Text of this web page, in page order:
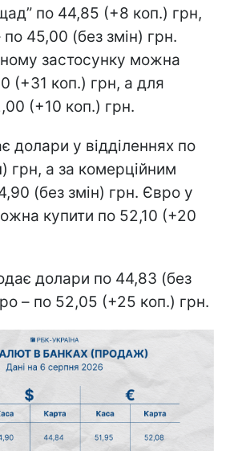
по 44,85 (+8 коп.) грн,
по 45,00 (без змін) грн.
застосунку можна
(+31 коп.) грн, а для
(+10 коп.) грн.
долари у відділеннях по
грн, а за комерційним
(без змін) грн. Євро у
купити по 52,10 (+20
долари по 44,83 (без
– по 52,05 (+25 коп.) грн.